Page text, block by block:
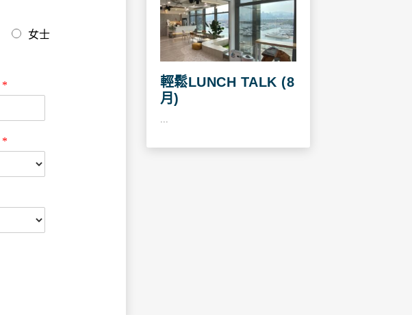
女士
*
*
輕鬆LUNCH TALK (8
月)